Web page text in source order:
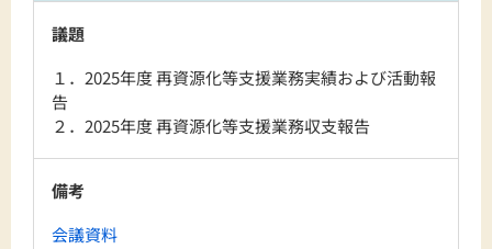
議題
１．2025年度 再資源化等支援業務実績および活動報
告
２．2025年度 再資源化等支援業務収支報告
備考
会議資料